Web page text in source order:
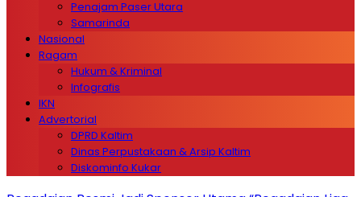
Penajam Paser Utara
Samarinda
Nasional
Ragam
Hukum & Kriminal
Infografis
IKN
Advertorial
DPRD Kaltim
Dinas Perpustakaan & Arsip Kaltim
Diskominfo Kukar